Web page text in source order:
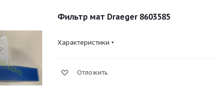
Фильтр мат Draeger 8603585
Характеристики
Отложить